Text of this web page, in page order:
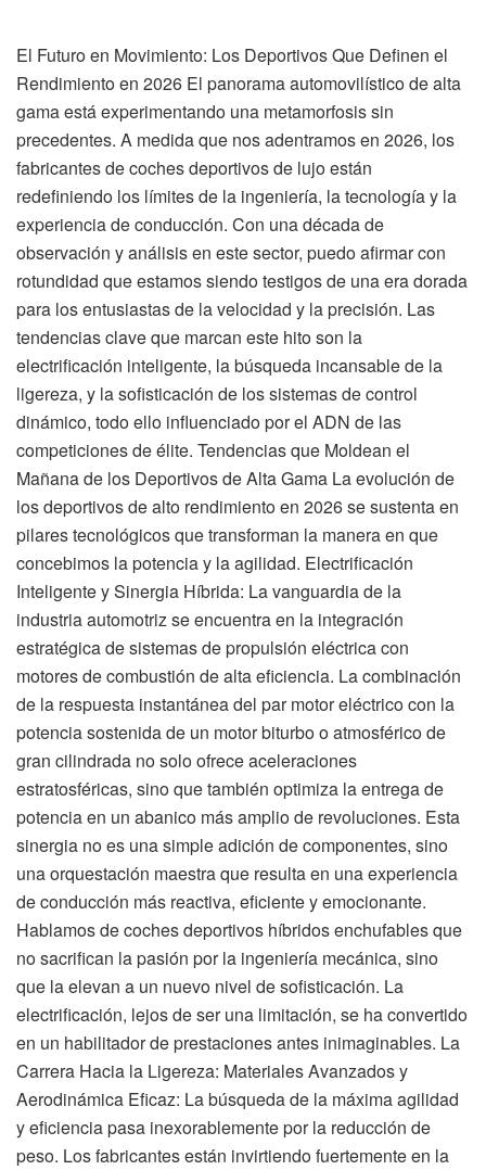
El Futuro en Movimiento: Los Deportivos Que Definen el
Rendimiento en 2026 El panorama automovilístico de alta
gama está experimentando una metamorfosis sin
precedentes. A medida que nos adentramos en 2026, los
fabricantes de coches deportivos de lujo están
redefiniendo los límites de la ingeniería, la tecnología y la
experiencia de conducción. Con una década de
observación y análisis en este sector, puedo afirmar con
rotundidad que estamos siendo testigos de una era dorada
para los entusiastas de la velocidad y la precisión. Las
tendencias clave que marcan este hito son la
electrificación inteligente, la búsqueda incansable de la
ligereza, y la sofisticación de los sistemas de control
dinámico, todo ello influenciado por el ADN de las
competiciones de élite. Tendencias que Moldean el
Mañana de los Deportivos de Alta Gama La evolución de
los deportivos de alto rendimiento en 2026 se sustenta en
pilares tecnológicos que transforman la manera en que
concebimos la potencia y la agilidad. Electrificación
Inteligente y Sinergia Híbrida: La vanguardia de la
industria automotriz se encuentra en la integración
estratégica de sistemas de propulsión eléctrica con
motores de combustión de alta eficiencia. La combinación
de la respuesta instantánea del par motor eléctrico con la
potencia sostenida de un motor biturbo o atmosférico de
gran cilindrada no solo ofrece aceleraciones
estratosféricas, sino que también optimiza la entrega de
potencia en un abanico más amplio de revoluciones. Esta
sinergia no es una simple adición de componentes, sino
una orquestación maestra que resulta en una experiencia
de conducción más reactiva, eficiente y emocionante.
Hablamos de coches deportivos híbridos enchufables que
no sacrifican la pasión por la ingeniería mecánica, sino
que la elevan a un nuevo nivel de sofisticación. La
electrificación, lejos de ser una limitación, se ha convertido
en un habilitador de prestaciones antes inimaginables. La
Carrera Hacia la Ligereza: Materiales Avanzados y
Aerodinámica Eficaz: La búsqueda de la máxima agilidad
y eficiencia pasa inexorablemente por la reducción de
peso. Los fabricantes están invirtiendo fuertemente en la